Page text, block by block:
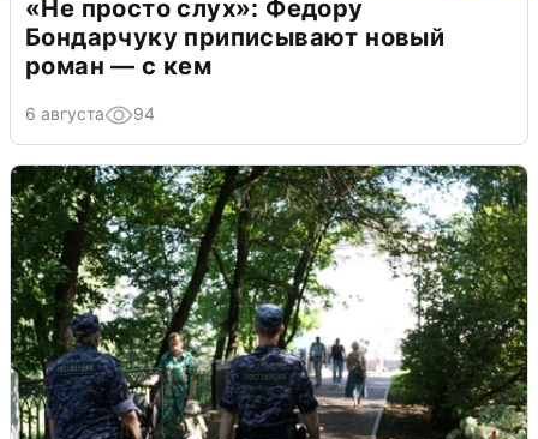
«Не просто слух»: Федору
Бондарчуку приписывают новый
роман — с кем
6 августа 94